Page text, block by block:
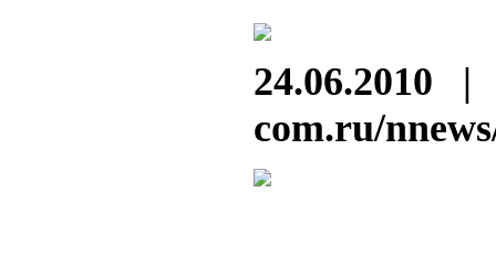
24.06.2010
com.ru/